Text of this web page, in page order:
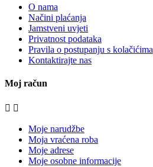
O nama
Načini plaćanja
Jamstveni uvjeti
Privatnost podataka
Pravila o postupanju s kolačićima
Kontaktirajte nas
Moj račun
 
Moje narudžbe
Moja vraćena roba
Moje adrese
Moje osobne informacije